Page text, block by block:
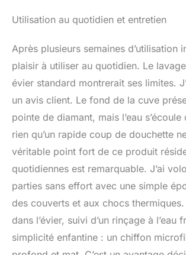
Utilisation au quotidien et entretien
Après plusieurs semaines d’utilisation
plaisir à utiliser au quotidien. Le
évier standard montrerait ses limites.
un avis client. Le fond de la cuve
pointe de diamant, mais l’eau
rien qu’un rapide coup de douchette
véritable point fort de ce produit
quotidiennes est remarquable. J’ai
parties sans effort avec une simple
des couverts et aux chocs
dans l’évier, suivi d’un rinçage à
simplicité enfantine : un chiffon